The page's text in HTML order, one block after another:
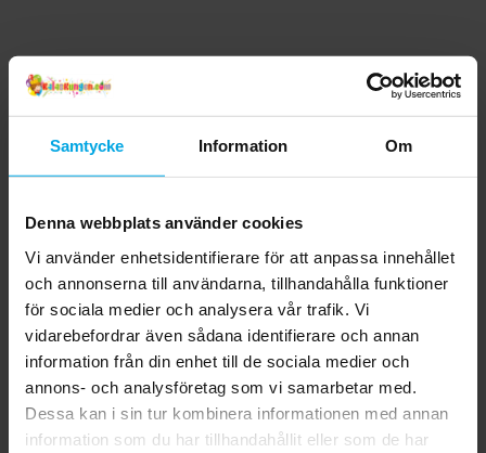
Samtycke Information Om
Denna webbplats använder cookies
Vi använder enhetsidentifierare för att anpassa innehållet
och annonserna till användarna, tillhandahålla funktioner
för sociala medier och analysera vår trafik. Vi
vidarebefordrar även sådana identifierare och annan
information från din enhet till de sociala medier och
annons- och analysföretag som vi samarbetar med.
Dessa kan i sin tur kombinera informationen med annan
information som du har tillhandahållit eller som de har